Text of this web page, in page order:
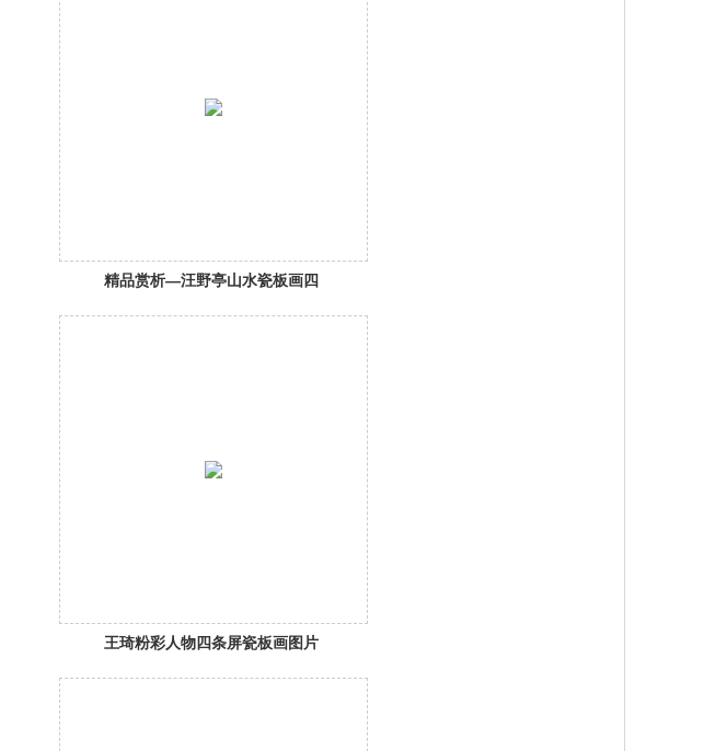
精品赏析—汪野亭山水瓷板画四
王琦粉彩人物四条屏瓷板画图片